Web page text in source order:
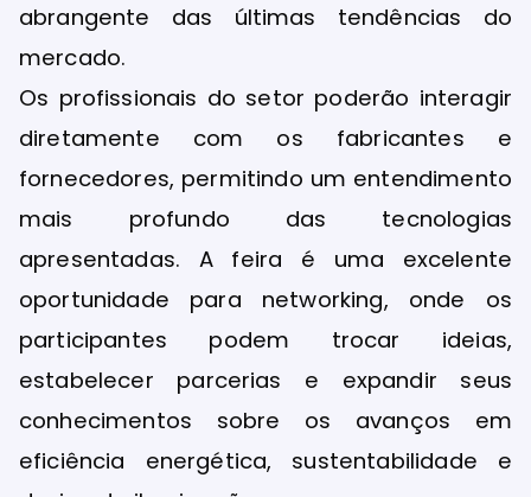
abrangente das últimas tendências do
mercado.
Os profissionais do setor poderão interagir
diretamente com os fabricantes e
fornecedores, permitindo um entendimento
mais profundo das tecnologias
apresentadas. A feira é uma excelente
oportunidade para networking, onde os
participantes podem trocar ideias,
estabelecer parcerias e expandir seus
conhecimentos sobre os avanços em
eficiência energética, sustentabilidade e